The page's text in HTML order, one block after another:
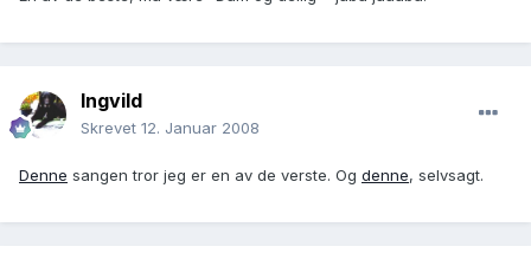
Ingvild
Skrevet 12. Januar 2008
Denne sangen tror jeg er en av de verste. Og denne, selvsagt.